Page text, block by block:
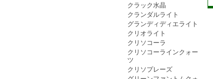
クラック水晶
クランダルライト
グランディディエライト
クリオライト
クリソコーラ
クリソコーラインクォー
ツ
クリソプレーズ